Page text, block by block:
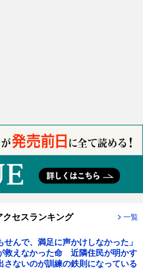
クセスランキング 一覧
せんで、満足に声かけしなかった」
救えなかった命 近隣住民が明かす
さないのが訓練の鉄則になっている